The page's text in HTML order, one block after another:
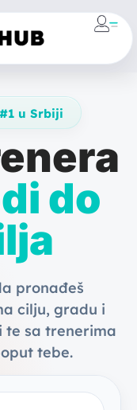
u Srbiji
do
pronađeš
cilju, gradu i
te sa trenerima
tebe.